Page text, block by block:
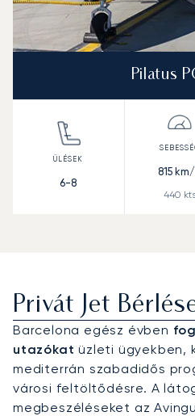
Pilatus
6-8
815
440
Privát Jet
Barcelona egész évben
utazókat üzleti ügyekben,
mediterrán szabadidős
városi feltöltődésre. A
megbeszéléseket az